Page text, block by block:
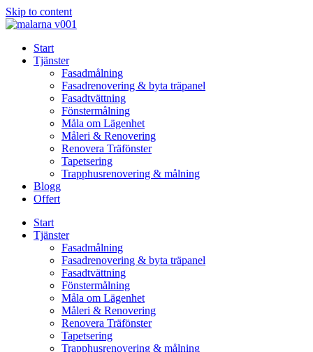
Skip to content
Start
Tjänster
Fasadmålning
Fasadrenovering & byta träpanel
Fasadtvättning
Fönstermålning
Måla om Lägenhet
Måleri & Renovering
Renovera Träfönster
Tapetsering
Trapphusrenovering & målning
Blogg
Offert
Start
Tjänster
Fasadmålning
Fasadrenovering & byta träpanel
Fasadtvättning
Fönstermålning
Måla om Lägenhet
Måleri & Renovering
Renovera Träfönster
Tapetsering
Trapphusrenovering & målning